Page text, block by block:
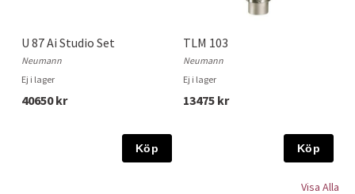
U 87 Ai Studio Set
Neumann
Ej i lager
40650 kr
Köp
TLM 103
Neumann
Ej i lager
13475 kr
Köp
Visa Alla